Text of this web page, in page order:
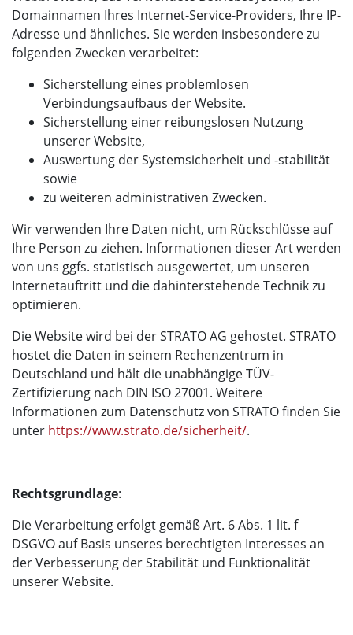
Domainnamen Ihres Internet-Service-Providers, Ihre IP-
Adresse und ähnliches. Sie werden insbesondere zu
folgenden Zwecken verarbeitet:
Sicherstellung eines problemlosen
Verbindungsaufbaus der Website.
Sicherstellung einer reibungslosen Nutzung
unserer Website,
Auswertung der Systemsicherheit und -stabilität
sowie
zu weiteren administrativen Zwecken.
Wir verwenden Ihre Daten nicht, um Rückschlüsse auf
Ihre Person zu ziehen. Informationen dieser Art werden
von uns ggfs. statistisch ausgewertet, um unseren
Internetauftritt und die dahinterstehende Technik zu
optimieren.
Die Website wird bei der STRATO AG gehostet. STRATO
hostet die Daten in seinem Rechenzentrum in
Deutschland und hält die unabhängige TÜV-
Zertifizierung nach DIN ISO 27001. Weitere
Informationen zum Datenschutz von STRATO finden Sie
unter https://www.strato.de/sicherheit/.
Rechtsgrundlage:
Die Verarbeitung erfolgt gemäß Art. 6 Abs. 1 lit. f
DSGVO auf Basis unseres berechtigten Interesses an
der Verbesserung der Stabilität und Funktionalität
unserer Website.